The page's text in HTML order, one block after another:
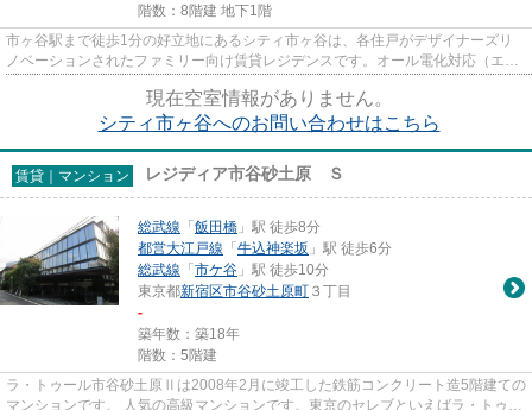
階数：8階建 地下1階
市ヶ谷駅まで徒歩1分の好立地にあるシティ市ヶ谷は、各住戸がデザイナーズリ
ノベーションされたファミリー向け賃貸レジデンスです。オール電化対応（エコ
現在空室情報がありません。
シティ市ヶ谷へのお問い合わせはこちら
賃貸｜マンション レジディア市谷砂土原 Ｓ
総武線 「 飯田橋 」駅 徒歩8分
都営大江戸線 「 牛込神楽坂 」駅 徒歩6分
総武線 「 市ケ谷 」駅 徒歩10分
東京都新宿区市谷砂土原町 ３丁目
-
築年数：築18年
階数：5階建
ラ・トゥール市谷砂土原Ⅱは2008年2月に竣工した鉄筋コンクリート造5階建ての
マンションです。 人気の高級マンションです。東京のセレブといえばラ・トゥー